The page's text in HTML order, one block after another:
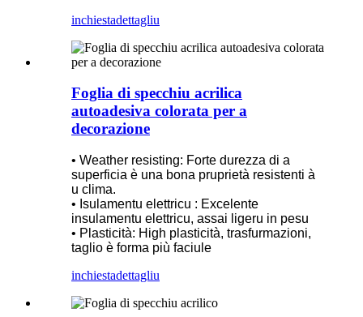
inchiestadettagliu
Foglia di specchiu acrilica
autoadesiva colorata per a
decorazione
• Weather resisting: Forte durezza di a
superficia è una bona pruprietà resistenti à
u clima.
• Isulamentu elettricu : Excelente
insulamentu elettricu, assai ligeru in pesu
• Plasticità: High plasticità, trasfurmazioni,
taglio è forma più faciule
inchiestadettagliu